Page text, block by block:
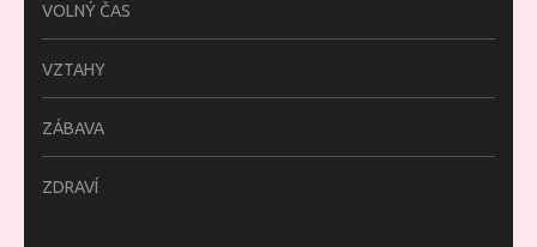
VOLNÝ ČAS
VZTAHY
ZÁBAVA
ZDRAVÍ